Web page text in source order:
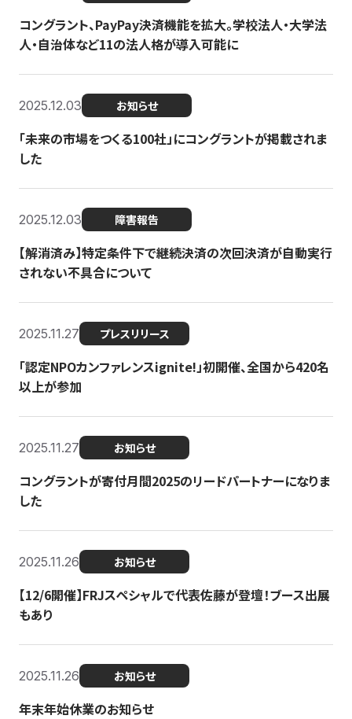
コングラント、PayPay決済機能を拡大。学校法人・大学法
人・自治体など11の法人格が導入可能に
2025.12.03 お知らせ
「未来の市場をつくる100社」にコングラントが掲載されま
した
2025.12.03 障害報告
【解消済み】特定条件下で継続決済の次回決済が自動実行
されない不具合について
2025.11.27 プレスリリース
「認定NPOカンファレンスignite!」初開催、全国から420名
以上が参加
2025.11.27 お知らせ
コングラントが寄付月間2025のリードパートナーになりま
した
2025.11.26 お知らせ
【12/6開催】FRJスペシャルで代表佐藤が登壇！ブース出展
もあり
2025.11.26 お知らせ
年末年始休業のお知らせ